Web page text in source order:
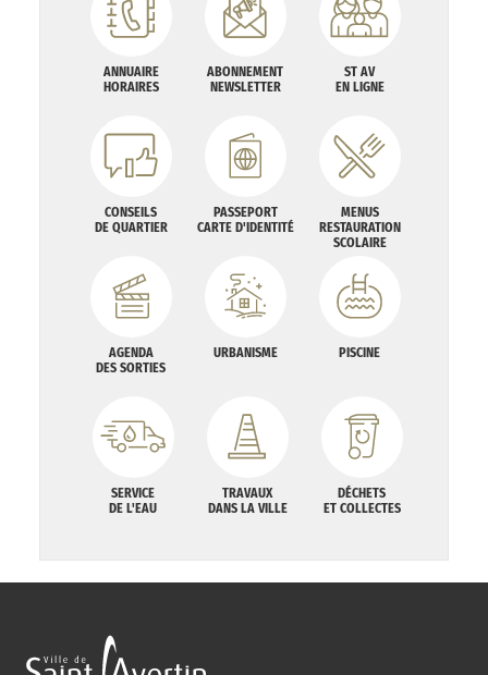
ANNUAIRE
HORAIRES
ABONNEMENT
NEWSLETTER
ST AV
EN LIGNE
CONSEILS
DE QUARTIER
PASSEPORT
CARTE D'IDENTITÉ
MENUS
RESTAURATION
SCOLAIRE
AGENDA
DES SORTIES
URBANISME PISCINE
SERVICE
DE L'EAU
TRAVAUX
DANS LA VILLE
DÉCHETS
ET COLLECTES